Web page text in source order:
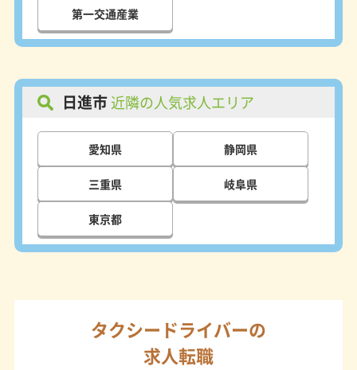
第一交通産業
日進市 近隣の人気求人エリア
愛知県 静岡県
三重県 岐阜県
東京都
タクシードライバーの
求人転職